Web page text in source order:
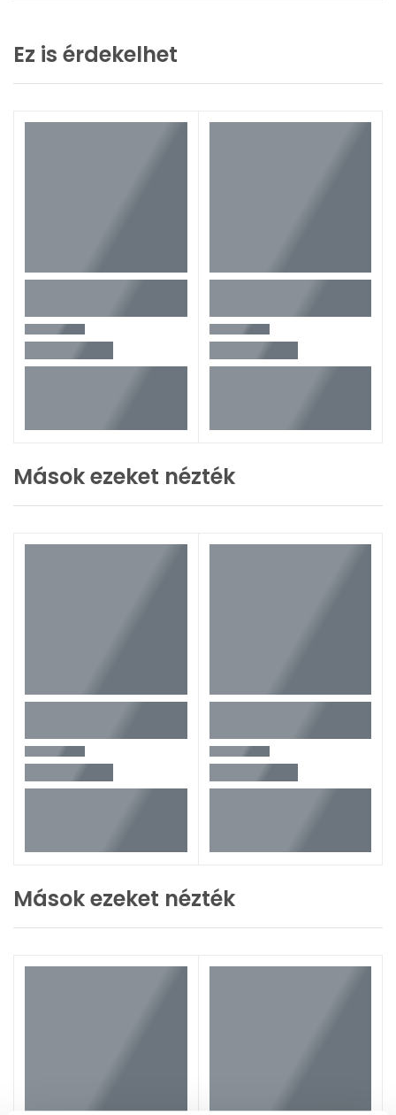
Ez is érdekelhet
Mások ezeket nézték
Mások ezeket nézték